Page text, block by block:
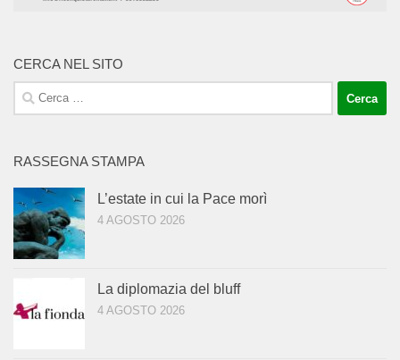
CERCA NEL SITO
Ricerca
per:
RASSEGNA STAMPA
L’estate in cui la Pace morì
4 AGOSTO 2026
La diplomazia del bluff
4 AGOSTO 2026